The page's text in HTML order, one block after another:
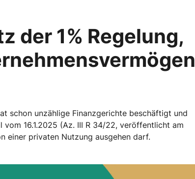
der 1% Regelung,
schon unzählige Finanzgerichte beschäftigt und
16.1.2025 (Az. III R 34/22, veröffentlicht am
einer privaten Nutzung ausgehen darf.